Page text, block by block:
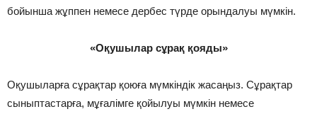
бойынша жұппен немесе дербес түрде орындалуы мүмкін.
«Оқушылар сұрақ қояды»
Оқушыларға сұрақтар қоюға мүмкіндік жасаңыз. Сұрақтар
сыныптастарға, мұғалімге қойылуы мүмкін немесе